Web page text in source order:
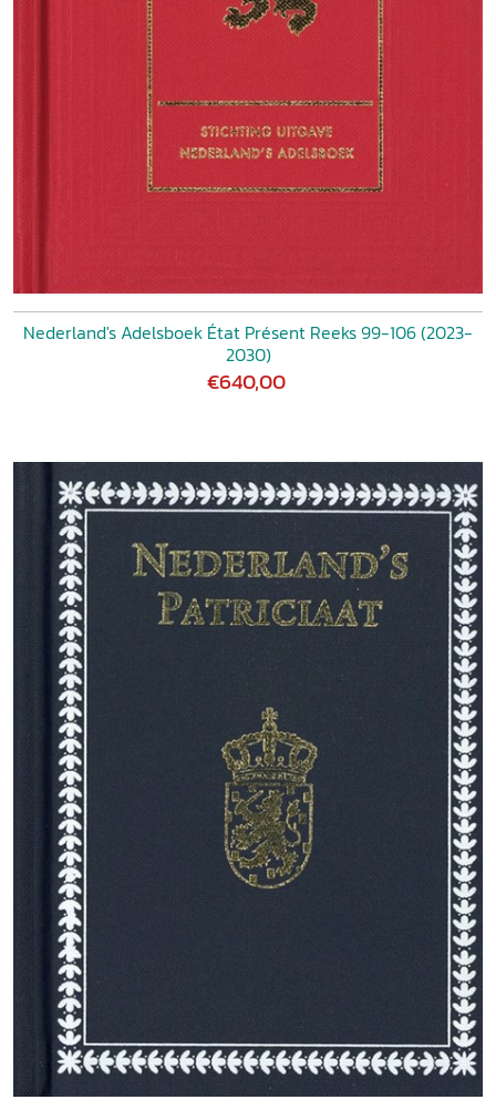
Nederland's Adelsboek État Présent Reeks 99-106 (2023-
2030)
€640,00